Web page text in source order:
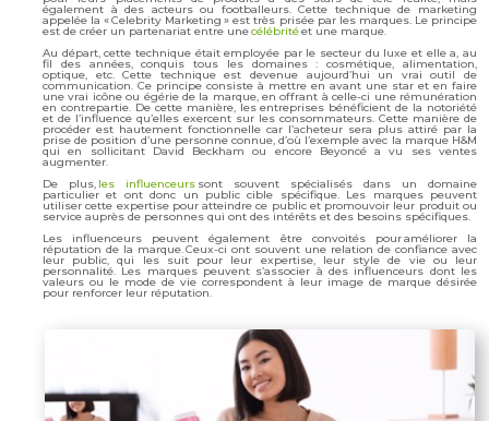
également à des acteurs ou footballeurs. Cette technique de marketing
appelée la « Celebrity Marketing » est très prisée par les marques. Le principe
est de créer un partenariat entre unecélébritéet une marque.
Au départ, cette technique était employée par le secteur du luxe et elle a, au
fil des années, conquis tous les domaines : cosmétique, alimentation,
optique, etc. Cette technique est devenue aujourd’hui un vrai outil de
communication. Ce principe consiste à mettre en avant une star et en faire
une vrai icône ou égérie de la marque, en offrant à celle-ci une rémunération
en contrepartie. De cette manière, les entreprises bénéficient de la notoriété
et de l’influence qu’elles exercent sur les consommateurs. Cette manière de
procéder est hautement fonctionnelle car l’acheteur sera plus attiré par la
prise de position d’une personne connue, d’où l’exemple avec la marque H&M
qui en sollicitant David Beckham ou encore Beyoncé a vu ses ventes
augmenter.
De plus, les influenceurs sont souvent spécialisés dans un domaine
particulier et ont donc un public cible spécifique. Les marques peuvent
utiliser cette expertise pour atteindre ce public et promouvoir leur produit ou
service auprès de personnes qui ont des intérêts et des besoins spécifiques.
Les influenceurs peuvent également être convoités pour améliorer la
réputation de la marque. Ceux-ci ont souvent une relation de confiance avec
leur public, qui les suit pour leur expertise, leur style de vie ou leur
personnalité. Les marques peuvent s’associer à des influenceurs dont les
valeurs ou le mode de vie correspondent à leur image de marque désirée
pour renforcer leur réputation.